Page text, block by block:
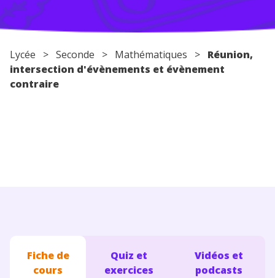
Conseils pour les parents
Lycée > Seconde > Mathématiques > Réunion,
intersection d'évènements et évènement
contraire
Fiche de
cours
Quiz et
exercices
Vidéos et
podcasts